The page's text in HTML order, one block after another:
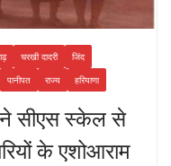
चरखी दादरी
जिंद
पानीपत राज्य हरियाणा
ने सीएस स्केल से
के एशोआराम